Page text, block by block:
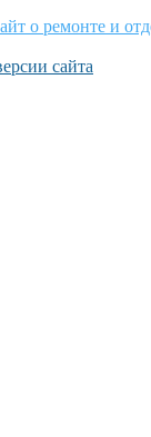
о ремонте и
сайта